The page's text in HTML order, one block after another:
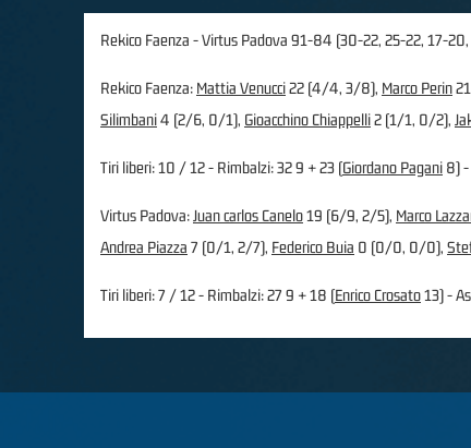
Rekico Faenza - Virtus Padova 91-84 (30-22, 25-22, 17-
Rekico Faenza: Mattia Venucci22 (4/4, 3/8), Marco Perin
Silimbani4 (2/6, 0/1), Gioacchino Chiappelli2 (1/1, 0/2),
Tiri liberi: 10 / 12 - Rimbalzi: 32 9 + 23 (Giordano Pagani 8) -
Virtus Padova: Juan carlos Canelo19 (6/9, 2/5), Marco
Andrea Piazza 7 (0/1, 2/7), Federico Buia 0 (0/0, 0/0),
Tiri liberi: 7 / 12 - Rimbalzi: 27 9 + 18 (Enrico Crosato13) -